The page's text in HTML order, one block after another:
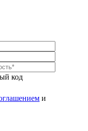
код
и